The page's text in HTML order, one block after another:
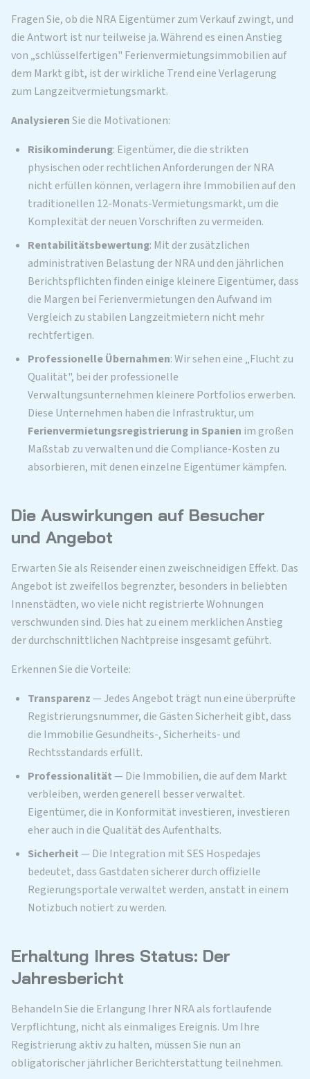
Fragen Sie, ob die NRA Eigentümer zum Verkauf zwingt, und
die Antwort ist nur teilweise ja. Während es einen Anstieg
von „schlüsselfertigen" Ferienvermietungsimmobilien auf
dem Markt gibt, ist der wirkliche Trend eine Verlagerung
zum Langzeitvermietungsmarkt.
AnalysierenSie die Motivationen:
Risikominderung: Eigentümer, die die strikten
physischen oder rechtlichen Anforderungen der NRA
nicht erfüllen können, verlagern ihre Immobilien auf den
traditionellen 12-Monats-Vermietungsmarkt, um die
Komplexität der neuen Vorschriften zu vermeiden.
Rentabilitätsbewertung: Mit der zusätzlichen
administrativen Belastung der NRA und den jährlichen
Berichtspflichten finden einige kleinere Eigentümer, dass
die Margen bei Ferienvermietungen den Aufwand im
Vergleich zu stabilen Langzeitmietern nicht mehr
rechtfertigen.
Professionelle Übernahmen: Wir sehen eine „Flucht zu
Qualität", bei der professionelle
Verwaltungsunternehmen kleinere Portfolios erwerben.
Diese Unternehmen haben die Infrastruktur, um
Ferienvermietungsregistrierung in Spanien im großen
Maßstab zu verwalten und die Compliance-Kosten zu
absorbieren, mit denen einzelne Eigentümer kämpfen.
Die Auswirkungen auf Besucher
und Angebot
Erwarten Sie als Reisender einen zweischneidigen Effekt. Das
Angebot ist zweifellos begrenzter, besonders in beliebten
Innenstädten, wo viele nicht registrierte Wohnungen
verschwunden sind. Dies hat zu einem merklichen Anstieg
der durchschnittlichen Nachtpreise insgesamt geführt.
Erkennen Sie die Vorteile:
Transparenz— Jedes Angebot trägt nun eine überprüfte
Registrierungsnummer, die Gästen Sicherheit gibt, dass
die Immobilie Gesundheits-, Sicherheits- und
Rechtsstandards erfüllt.
Professionalität— Die Immobilien, die auf dem Markt
verbleiben, werden generell besser verwaltet.
Eigentümer, die in Konformität investieren, investieren
eher auch in die Qualität des Aufenthalts.
Sicherheit— Die Integration mit SES Hospedajes
bedeutet, dass Gastdaten sicherer durch offizielle
Regierungsportale verwaltet werden, anstatt in einem
Notizbuch notiert zu werden.
Erhaltung Ihres Status: Der
Jahresbericht
Behandeln Sie die Erlangung Ihrer NRA als fortlaufende
Verpflichtung, nicht als einmaliges Ereignis. Um Ihre
Registrierung aktiv zu halten, müssen Sie nun an
obligatorischer jährlicher Berichterstattung teilnehmen.